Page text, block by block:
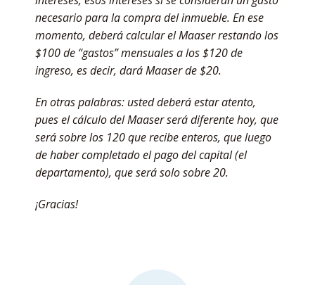
necesario para la compra del inmueble. En ese
momento, deberá calcular el Maaser restando los
$100 de “gastos” mensuales a los $120 de
ingreso, es decir, dará Maaser de $20.
En otras palabras: usted deberá estar atento,
pues el cálculo del Maaser será diferente hoy, que
será sobre los 120 que recibe enteros, que luego
de haber completado el pago del capital (el
departamento), que será solo sobre 20.
¡Gracias!